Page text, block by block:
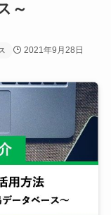
～
2021年9月28日